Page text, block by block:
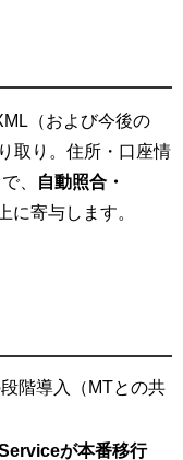
（および今後の
取り。住所・口座情
、
自動照合・
に寄与します。
階導入（MTとの共
が本番移行